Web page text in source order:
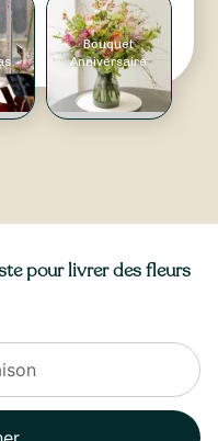
Bouquet
Anniversaire
pour livrer des fleurs